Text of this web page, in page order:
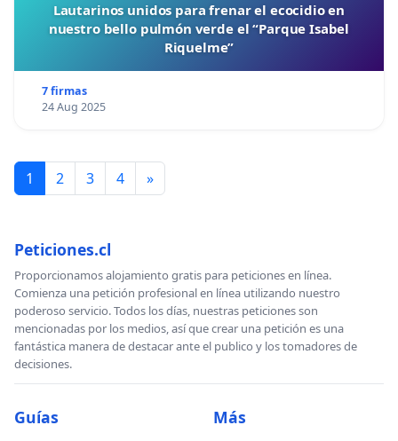
Lautarinos unidos para frenar el ecocidio en
nuestro bello pulmón verde el “Parque Isabel
Riquelme”
7 firmas
24 Aug 2025
1 2 3 4 »
Peticiones.cl
Proporcionamos alojamiento gratis para peticiones en línea.
Comienza una petición profesional en línea utilizando nuestro
poderoso servicio. Todos los días, nuestras peticiones son
mencionadas por los medios, así que crear una petición es una
fantástica manera de destacar ante el publico y los tomadores de
decisiones.
Guías Más